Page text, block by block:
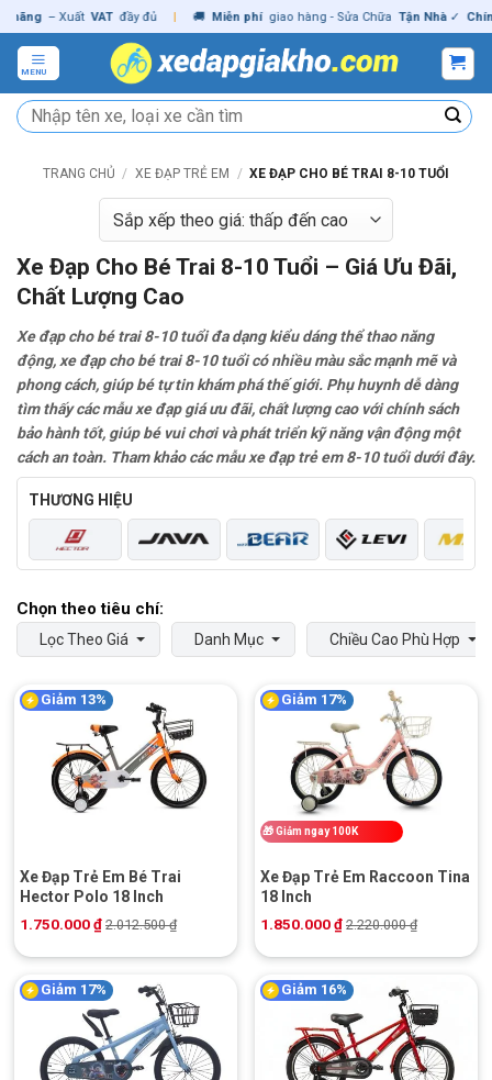
Skip
to
content
– Xuất VAT đầy đủ | 🚚 Miễn phí giao hàng - Sửa Chữa Tận Nhà ✓ Chính hãng
MENU
Tìm
kiếm:
TRANG CHỦ / XE ĐẠP TRẺ EM / XE ĐẠP CHO BÉ TRAI 8-10 TUỔI
Xe Đạp Cho Bé Trai 8-10 Tuổi – Giá Ưu Đãi,
Chất Lượng Cao
Xe đạp cho bé trai 8-10 tuổi đa dạng kiểu dáng thể thao năng
động, xe đạp cho bé trai 8-10 tuổi có nhiều màu sắc mạnh mẽ và
phong cách, giúp bé tự tin khám phá thế giới. Phụ huynh dễ dàng
tìm thấy các mẫu xe đạp giá ưu đãi, chất lượng cao với chính sách
bảo hành tốt, giúp bé vui chơi và phát triển kỹ năng vận động một
cách an toàn. Tham khảo các mẫu xe đạp trẻ em 8-10 tuổi dưới đây.
THƯƠNG HIỆU
Lọc Theo Giá Danh Mục Chiều Cao Phù Hợp
Giảm 13%
Xe Đạp Trẻ Em Bé Trai
Hector Polo 18 Inch
1.750.000₫ 2.012.500₫
Giảm 17%
🎁Giảm ngay 100K
Xe Đạp Trẻ Em Raccoon Tina
18 Inch
1.850.000₫ 2.220.000₫
Giảm 17% Giảm 16%